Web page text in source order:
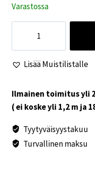
Varastossa
etukatos
2.5mLisää Muistilistalle
Ilmainen toimitus yli
( ei koske yli 1,2 m ja
Tyytyväisyystakuu
Turvallinen maksu